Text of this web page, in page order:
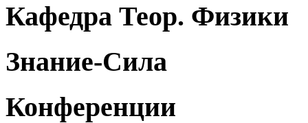
Кафедра Теор. Физики
Знание-Сила
Конференции